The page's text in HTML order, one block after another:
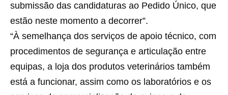
submissão das candidaturas ao Pedido Único, que
estão neste momento a decorrer”.
“À semelhança dos serviços de apoio técnico, com
procedimentos de segurança e articulação entre
equipas, a loja dos produtos veterinários também
está a funcionar, assim como os laboratórios e os